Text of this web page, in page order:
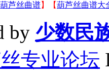
葫芦丝曲谱】【葫芦丝曲谱大
by 少数民
专业论坛